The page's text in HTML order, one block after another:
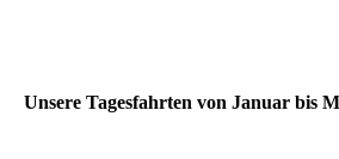
Unsere Tagesfahrten von Januar bis